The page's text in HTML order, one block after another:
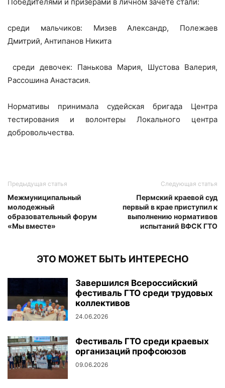
среди мальчиков: Мизев Александр, Полежаев
Дмитрий, Антипанов Никита
среди девочек: Панькова Мария, Шустова Валерия,
Рассошина Анастасия.
Нормативы принимала судейская бригада Центра
тестирования и волонтеры Локального центра
добровольчества.
Предыдущая статья
Межмуниципальный
молодежный
образовательный форум
«Мы вместе»
Следующая статья
Пермский краевой суд
первый в крае приступил к
выполнению нормативов
испытаний ВФСК ГТО
ЭТО МОЖЕТ БЫТЬ ИНТЕРЕСНО
Завершился Всероссийский
фестиваль ГТО среди трудовых
коллективов
24.06.2026
Фестиваль ГТО среди краевых
организаций профсоюзов
09.06.2026